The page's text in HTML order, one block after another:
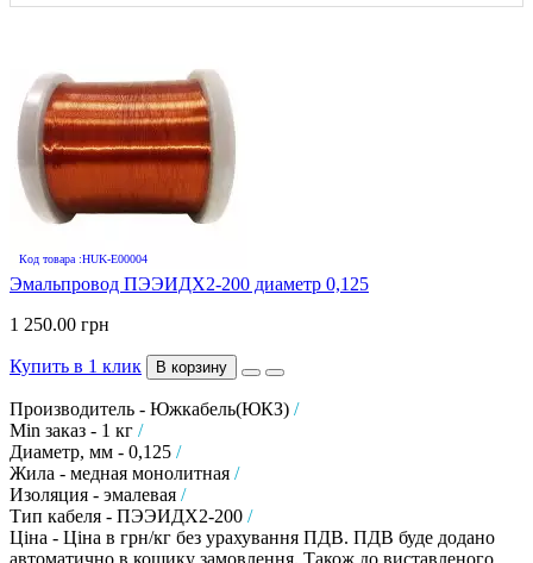
Код товара :HUK-E00004
Эмальпровод ПЭЭИДХ2-200 диаметр 0,125
1 250.00 грн
Купить в 1 клик В корзину
Производитель - Южкабель(ЮКЗ) /
Min заказ - 1 кг /
Диаметр, мм - 0,125 /
Жила - медная монолитная /
Изоляция - эмалевая /
Тип кабеля - ПЭЭИДХ2-200 /
Ціна - Ціна в грн/кг без урахування ПДВ. ПДВ буде додано
автоматично в кошику замовлення. Також до виставленого